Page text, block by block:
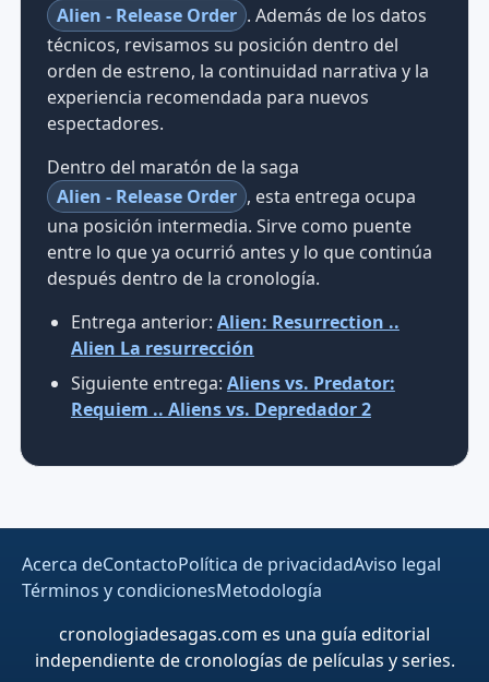
Alien - Release Order . Además de los datos
técnicos, revisamos su posición dentro del
orden de estreno, la continuidad narrativa y la
experiencia recomendada para nuevos
espectadores.
Dentro del maratón de la saga
Alien - Release Order , esta entrega ocupa
una posición intermedia. Sirve como puente
entre lo que ya ocurrió antes y lo que continúa
después dentro de la cronología.
Entrega anterior: Alien: Resurrection ..
Alien La resurrección
Siguiente entrega: Aliens vs. Predator:
Requiem .. Aliens vs. Depredador 2
Acerca deContactoPolítica de privacidadAviso legal
Términos y condicionesMetodología
cronologiadesagas.com es una guía editorial
independiente de cronologías de películas y series.